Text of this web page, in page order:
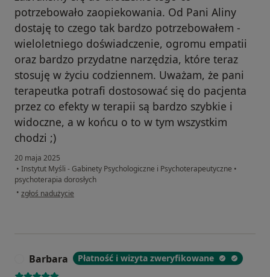
potrzebowało zaopiekowania. Od Pani Aliny
dostaję to czego tak bardzo potrzebowałem -
wieloletniego doświadczenie, ogromu empatii
oraz bardzo przydatne narzędzia, które teraz
stosuję w życiu codziennem. Uważam, że pani
terapeutka potrafi dostosować się do pacjenta
przez co efekty w terapii są bardzo szybkie i
widoczne, a w końcu o to w tym wszystkim
chodzi ;)
20 maja 2025
• Instytut Myśli - Gabinety Psychologiczne i Psychoterapeutyczne •
psychoterapia dorosłych
• w opinii użytkownika Przemek
zgłoś nadużycie
Barbara Płatność i wizyta zweryfikowane